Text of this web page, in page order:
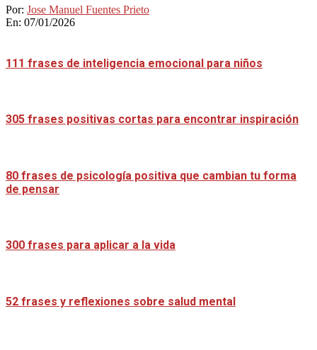
Por: Jose Manuel Fuentes Prieto
En: 07/01/2026
111 frases de inteligencia emocional para niños
305 frases positivas cortas para encontrar inspiración
80 frases de psicología positiva que cambian tu forma
de pensar
300 frases para aplicar a la vida
52 frases y reflexiones sobre salud mental